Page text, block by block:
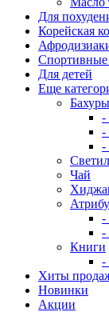
Для
Корейская
Спортивные
Для детей
Еще
-
-
-
Чай
-
-
Книги
-
Хиты
Новинки
Акции